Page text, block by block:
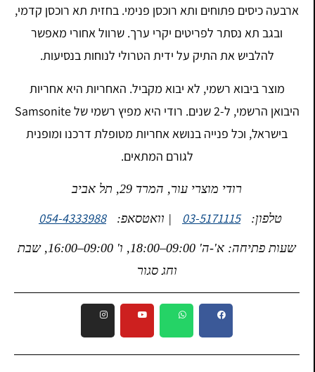
ארבעה כיסים פתוחים ותא רוכסן פנימי. בחזית תא רוכסן קדמי,
ובגב תא נסתר לפריטים יקרי ערך. שרוול אחורי מאפשר
להלביש את התיק על ידית הטרולי לנוחות בנסיעות.
מוצר ביבוא רשמי, לא יבוא מקביל. האחריות היא אחריות
היבואן הרשמי, ל-2 שנים. רודי היא מפיץ רשמי של Samsonite
בישראל, וכל פנייה בנושא אחריות מטופלת דרכנו ומופנית
לגורם המתאים.
רודי מוצרי עור, המרד 29, תל אביב
טלפון: 03-5171115 | וואטסאפ: 054-4333988
שעות פתיחה: א'-ה' 09:00–18:00, ו' 09:00–16:00, שבת
וחג סגור